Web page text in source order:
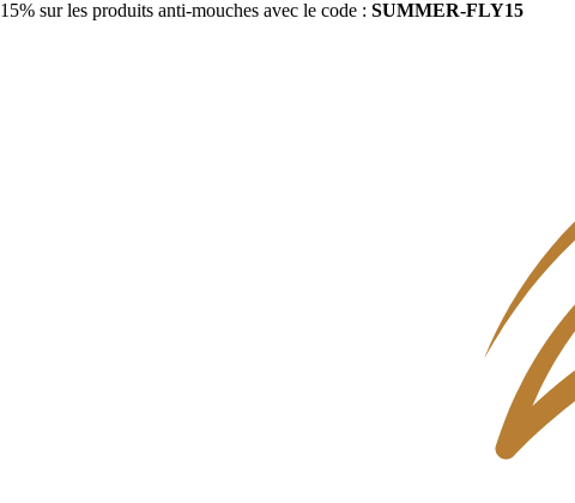
15% sur les produits anti-mouches avec le code : SUMMER-FLY15